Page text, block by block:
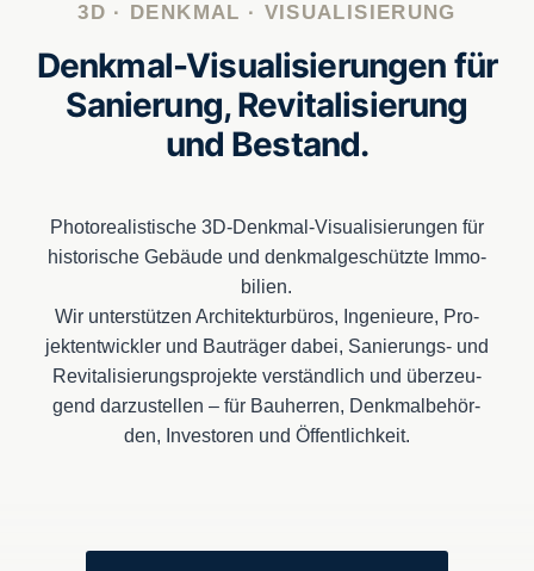
3D · DENKMAL · VISUALISIERUNG
Denkmal-Visualisierungen für
Sanierung, Revitalisierung
und Bestand.
Pho­to­rea­lis­ti­sche 3D-Denk­mal-Visua­li­sie­run­gen für
his­to­ri­sche Gebäu­de und denk­mal­ge­schütz­te Immo­
bi­li­en.
Wir unter­stüt­zen Archi­tek­tur­bü­ros, Inge­nieu­re, Pro­
jekt­ent­wick­ler und Bau­trä­ger dabei, Sanie­rungs- und
Revi­ta­li­sie­rungs­pro­jek­te ver­ständ­lich und über­zeu­
gend dar­zu­stel­len – für Bau­her­ren, Denk­mal­be­hör­
den, Inves­to­ren und Öffent­lich­keit.